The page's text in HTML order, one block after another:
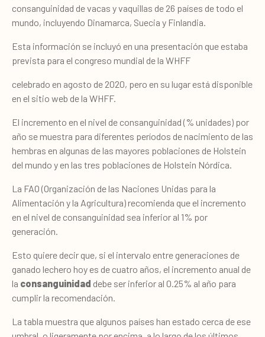
consanguinidad de vacas y vaquillas de 26 países de todo el
mundo, incluyendo Dinamarca, Suecia y Finlandia.
Esta información se incluyó en una presentación que estaba
prevista para el congreso mundial de la WHFF
celebrado en agosto de 2020, pero en su lugar está disponible
en el sitio web de la WHFF.
El incremento en el nivel de consanguinidad (% unidades) por
año se muestra para diferentes períodos de nacimiento de las
hembras en algunas de las mayores poblaciones de Holstein
del mundo y en las tres poblaciones de Holstein Nórdica.
La FAO (Organización de las Naciones Unidas para la
Alimentación y la Agricultura) recomienda que el incremento
en el nivel de consanguinidad sea inferior al 1% por
generación.
Esto quiere decir que, si el intervalo entre generaciones de
ganado lechero hoy es de cuatro años, el incremento anual de
la consanguinidad debe ser inferior al 0.25% al año para
cumplir la recomendación.
La tabla muestra que algunos países han estado cerca de ese